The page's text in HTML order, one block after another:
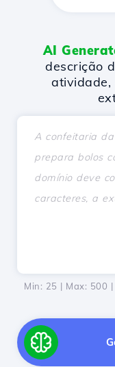
AI
descrição
atividade,
Min: 25 | Max: 500 |